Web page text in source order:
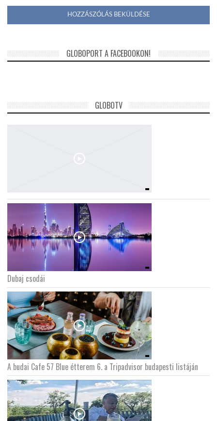
GLOBOPORT A FACEBOOKON!
GLOBOTV
Dubaj csodái
A budai Cafe 57 Blue étterem 6. a Tripadvisor budapesti listáján